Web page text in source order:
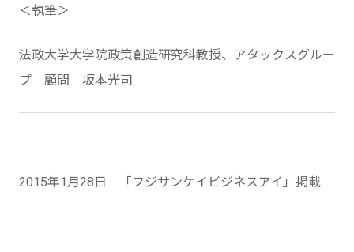
＜執筆＞
法政大学大学院政策創造研究科教授、アタックスグルー
プ 顧問 坂本光司
2015年1月28日 「フジサンケイビジネスアイ」掲載